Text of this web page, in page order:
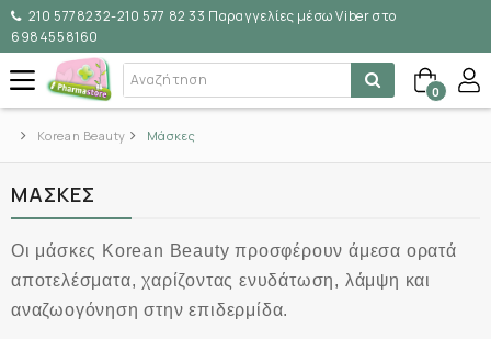
210 5778232-210 577 82 33 Παραγγελίες μέσω Viber στο
6984558160
0
Korean Beauty Μάσκες
ΜΆΣΚΕΣ
Οι μάσκες Korean Beauty προσφέρουν άμεσα ορατά
αποτελέσματα, χαρίζοντας ενυδάτωση, λάμψη και
αναζωογόνηση στην επιδερμίδα.